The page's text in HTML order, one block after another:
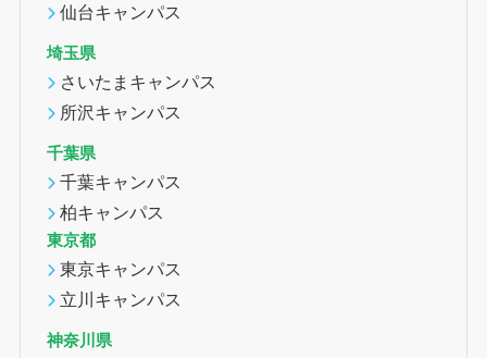
仙台キャンパス
埼玉県
さいたまキャンパス
所沢キャンパス
千葉県
千葉キャンパス
柏キャンパス
東京都
東京キャンパス
立川キャンパス
神奈川県